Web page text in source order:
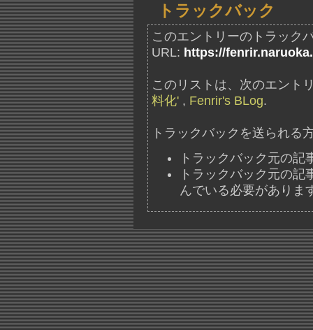
トラックバック
このエントリーのトラック
URL: https://
このリストは、次のエント
料化' , Fenrir's BLog.
トラックバックを送られる
トラックバック元の
トラックバック元の
んでいる必要がありま